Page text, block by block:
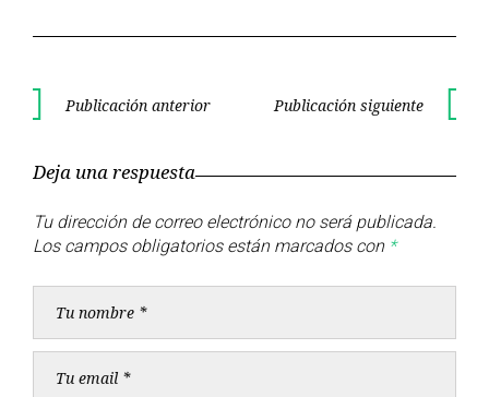
Navegación
entradas
Publicación anterior Publicación siguiente
Deja una respuesta
Tu dirección de correo electrónico no será publicada.
Los campos obligatorios están marcados con *